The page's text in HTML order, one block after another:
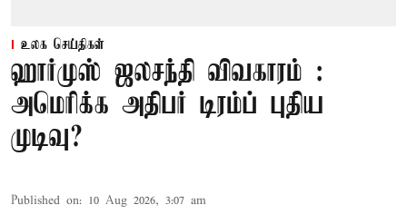
உலக செய்திகள்
ஹார்முஸ் ஜலசந்தி விவகாரம் :
அமெரிக்க அதிபர் டிரம்ப் புதிய
முடிவு?
Published on: 10 Aug 2026, 3:07 am